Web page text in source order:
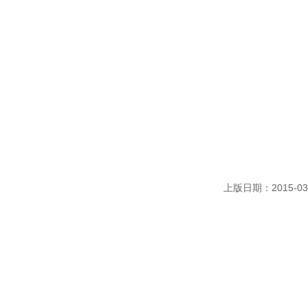
上版日期：2015-